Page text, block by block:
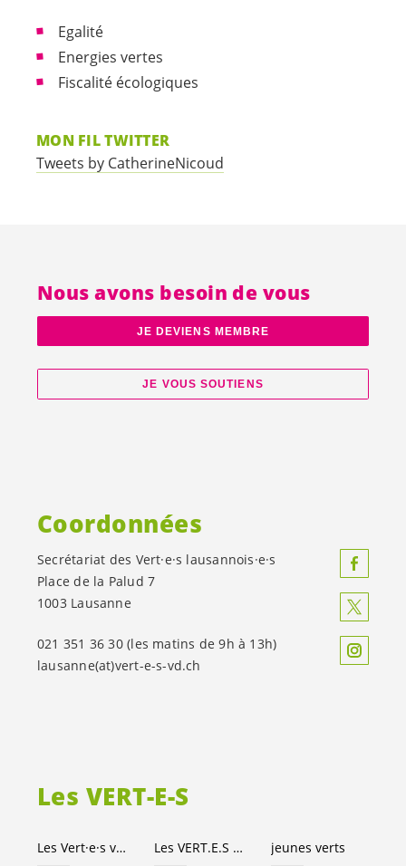
Egalité
Energies vertes
Fiscalité écologiques
MON FIL TWITTER
Tweets by CatherineNicoud
Les VERT-E-S
Les Vert·e·s vaudois·es Les VERT.E.S jeunes verts
Nous avons besoin de vous
JE DEVIENS MEMBRE
JE VOUS SOUTIENS
Coordonnées
Secrétariat des Vert·e·s lausannois·e·s
Place de la Palud 7
1003 Lausanne
021 351 36 30 (les matins de 9h à 13h)
lausanne(at)vert-e-s-vd.ch